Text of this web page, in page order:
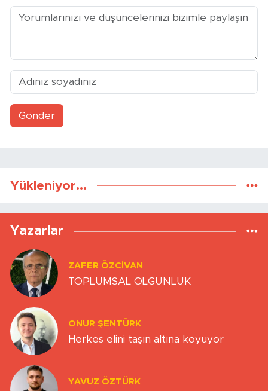
Gönder
Yükleniyor...
Yazarlar
ZAFER ÖZCIVAN
TOPLUMSAL OLGUNLUK
ONUR ŞENTÜRK
Herkes elini taşın altına koyuyor
YAVUZ ÖZTÜRK